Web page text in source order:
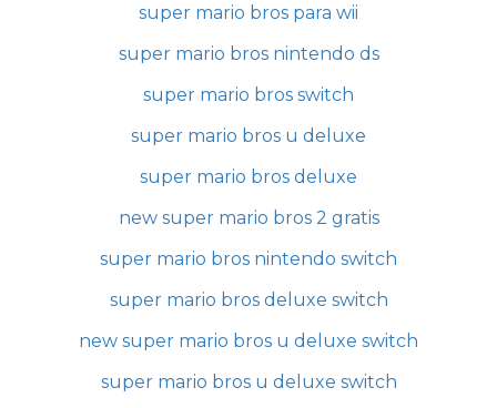
super mario bros para wii
super mario bros nintendo ds
super mario bros switch
super mario bros u deluxe
super mario bros deluxe
new super mario bros 2 gratis
super mario bros nintendo switch
super mario bros deluxe switch
new super mario bros u deluxe switch
super mario bros u deluxe switch